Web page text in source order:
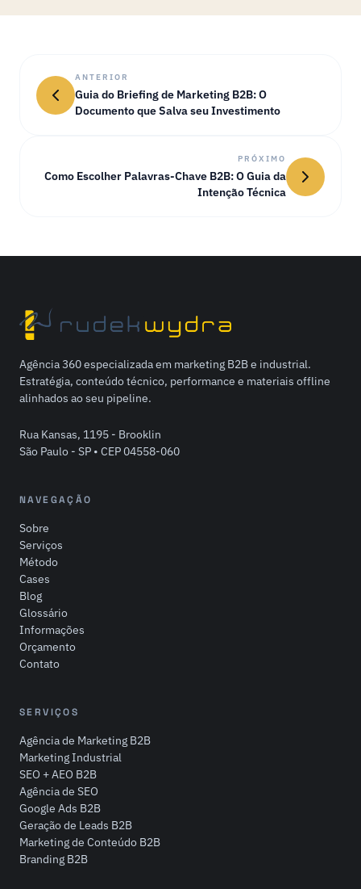
ANTERIOR
Guia do Briefing de Marketing B2B: O
Documento que Salva seu Investimento
PRÓXIMO
Como Escolher Palavras-Chave B2B: O Guia da
Intenção Técnica
Agência 360 especializada em marketing B2B e industrial.
Estratégia, conteúdo técnico, performance e materiais offline
alinhados ao seu pipeline.
Rua Kansas, 1195 - Brooklin
São Paulo - SP • CEP 04558-060
NAVEGAÇÃO
Sobre
Serviços
Método
Cases
Blog
Glossário
Informações
Orçamento
Contato
SERVIÇOS
Agência de Marketing B2B
Marketing Industrial
SEO + AEO B2B
Agência de SEO
Google Ads B2B
Geração de Leads B2B
Marketing de Conteúdo B2B
Branding B2B